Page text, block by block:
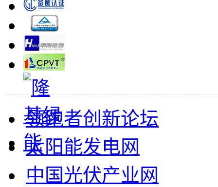
领跑者创新论坛
太阳能发电网
中国光伏产业网